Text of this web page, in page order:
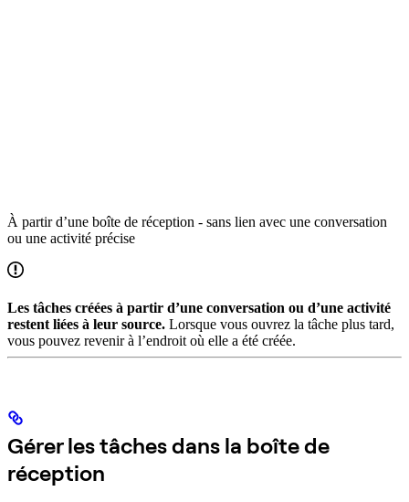
À partir d’une boîte de réception - sans lien avec une conversation
ou une activité précise
Les tâches créées à partir d’une conversation ou d’une activité
restent liées à leur source. Lorsque vous ouvrez la tâche plus tard,
vous pouvez revenir à l’endroit où elle a été créée.
Gérer les tâches dans la boîte de
réception